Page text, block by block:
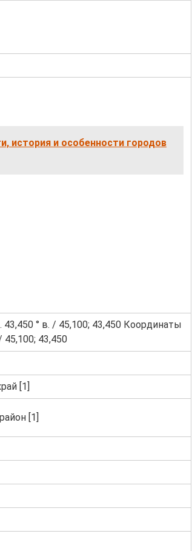
история и особенности городов
43,450 ° в. / 45,100; 43,450 Координаты
45,100; 43,450
[1]
[1]